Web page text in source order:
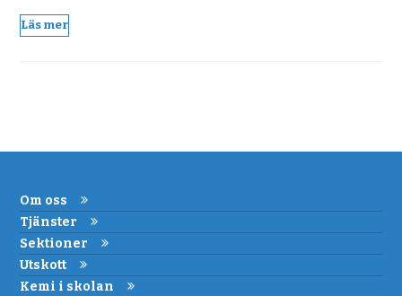
Läs mer
Om oss
Tjänster
Sektioner
Utskott
Kemi i skolan